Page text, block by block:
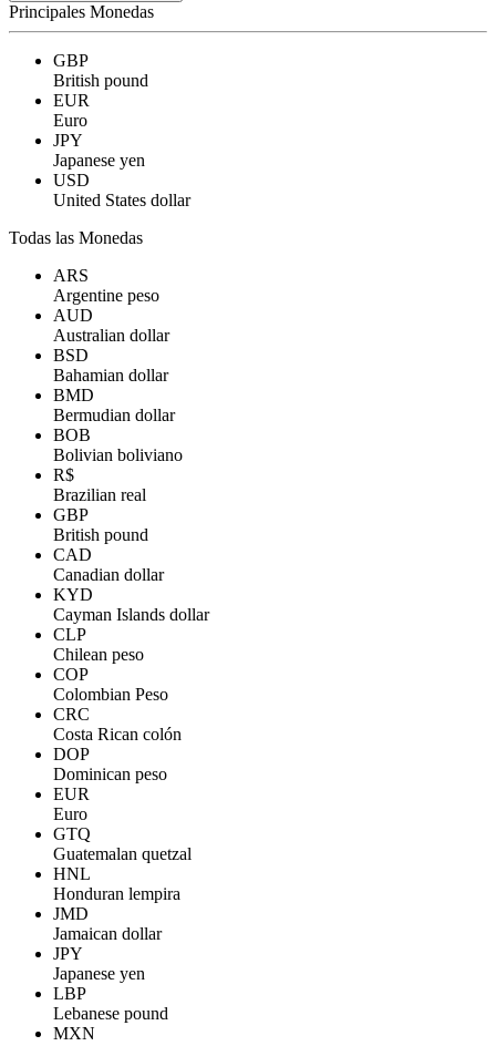
Principales Monedas
GBP
British pound
EUR
Euro
JPY
Japanese yen
USD
United States dollar
Todas las Monedas
ARS
Argentine peso
AUD
Australian dollar
BSD
Bahamian dollar
BMD
Bermudian dollar
BOB
Bolivian boliviano
R$
Brazilian real
GBP
British pound
CAD
Canadian dollar
KYD
Cayman Islands dollar
CLP
Chilean peso
COP
Colombian Peso
CRC
Costa Rican colón
DOP
Dominican peso
EUR
Euro
GTQ
Guatemalan quetzal
HNL
Honduran lempira
JMD
Jamaican dollar
JPY
Japanese yen
LBP
Lebanese pound
MXN